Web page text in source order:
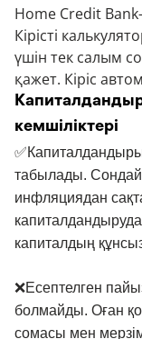
Home Credit
Кірісті
үшін тек салым
қажет. Кіріс
кемшіліктері
табылады. Сондай-
инфляциядан
капиталдың
❌Есептелген
болмайды. Оған
сомасы мен